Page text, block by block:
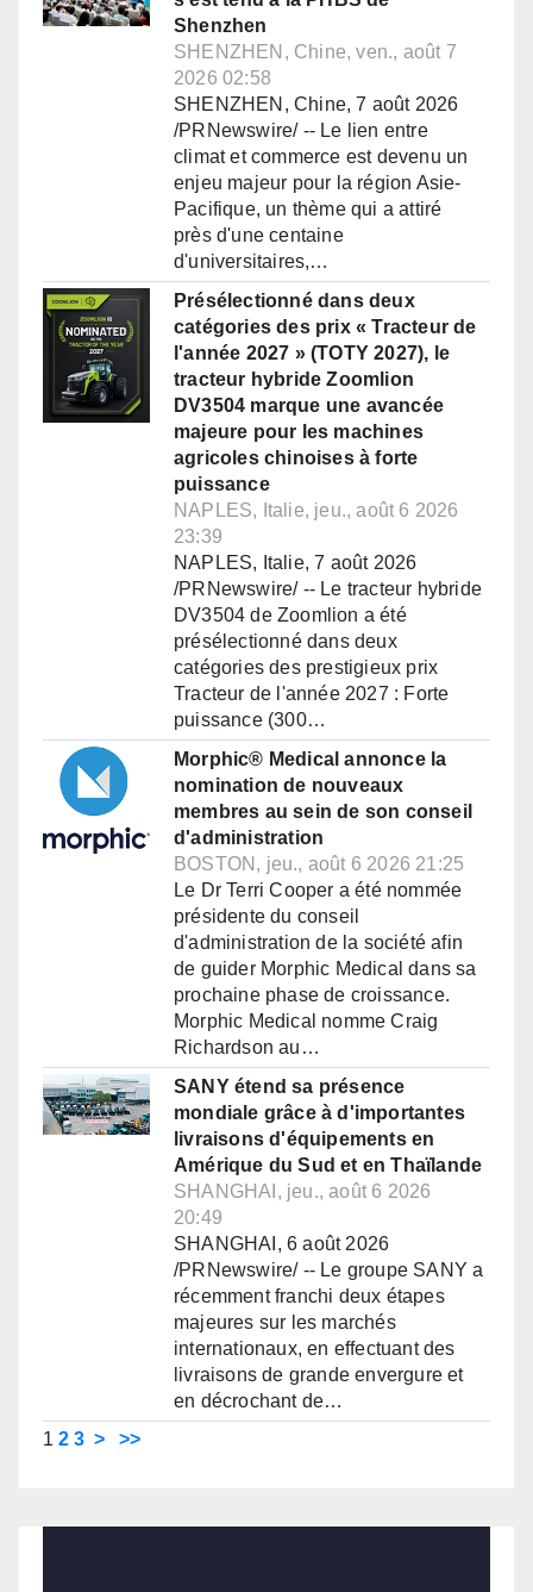
Shenzhen
SHENZHEN, Chine, ven., août 7
2026 02:58
SHENZHEN, Chine, 7 août 2026
/PRNewswire/ -- Le lien entre
climat et commerce est devenu un
enjeu majeur pour la région Asie-
Pacifique, un thème qui a attiré
près d'une centaine
d'universitaires,…
Présélectionné dans deux
catégories des prix « Tracteur de
l'année 2027 » (TOTY 2027), le
tracteur hybride Zoomlion
DV3504 marque une avancée
majeure pour les machines
agricoles chinoises à forte
puissance
NAPLES, Italie, jeu., août 6 2026
23:39
NAPLES, Italie, 7 août 2026
/PRNewswire/ -- Le tracteur hybride
DV3504 de Zoomlion a été
présélectionné dans deux
catégories des prestigieux prix
Tracteur de l'année 2027 : Forte
puissance (300…
Morphic® Medical annonce la
nomination de nouveaux
membres au sein de son conseil
d'administration
BOSTON, jeu., août 6 2026 21:25
Le Dr Terri Cooper a été nommée
présidente du conseil
d'administration de la société afin
de guider Morphic Medical dans sa
prochaine phase de croissance.
Morphic Medical nomme Craig
Richardson au…
SANY étend sa présence
mondiale grâce à d'importantes
livraisons d'équipements en
Amérique du Sud et en Thaïlande
SHANGHAI, jeu., août 6 2026
20:49
SHANGHAI, 6 août 2026
/PRNewswire/ -- Le groupe SANY a
récemment franchi deux étapes
majeures sur les marchés
internationaux, en effectuant des
livraisons de grande envergure et
en décrochant de…
1 2 3 > >>